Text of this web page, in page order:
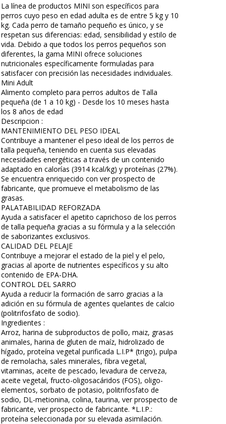
La línea de productos MINI son específicos para
perros cuyo peso en edad adulta es de entre 5 kg y 10
kg. Cada perro de tamaño pequeño es único, y se
respetan sus diferencias: edad, sensibilidad y estilo de
vida. Debido a que todos los perros pequeños son
diferentes, la gama MINI ofrece soluciones
nutricionales específicamente formuladas para
satisfacer con precisión las necesidades individuales.
Mini Adult
Alimento completo para perros adultos de Talla
pequeña (de 1 a 10 kg) - Desde los 10 meses hasta
los 8 años de edad
Descripcion :
MANTENIMIENTO DEL PESO IDEAL
Contribuye a mantener el peso ideal de los perros de
talla pequeña, teniendo en cuenta sus elevadas
necesidades energéticas a través de un contenido
adaptado en calorías (3914 kcal/kg) y proteínas (27%).
Se encuentra enriquecido con ver prospecto de
fabricante, que promueve el metabolismo de las
grasas.
PALATABILIDAD REFORZADA
Ayuda a satisfacer el apetito caprichoso de los perros
de talla pequeña gracias a su fórmula y a la selección
de saborizantes exclusivos.
CALIDAD DEL PELAJE
Contribuye a mejorar el estado de la piel y el pelo,
gracias al aporte de nutrientes específicos y su alto
contenido de EPA-DHA.
CONTROL DEL SARRO
Ayuda a reducir la formación de sarro gracias a la
adición en su fórmula de agentes quelantes de calcio
(politrifosfato de sodio).
Ingredientes :
Arroz, harina de subproductos de pollo, maiz, grasas
animales, harina de gluten de maíz, hidrolizado de
hígado, proteína vegetal purificada L.I.P* (trigo), pulpa
de remolacha, sales minerales, fibra vegetal,
vitaminas, aceite de pescado, levadura de cerveza,
aceite vegetal, fructo-oligosacáridos (FOS), oligo-
elementos, sorbato de potasio, politrifosfato de
sodio, DL-metionina, colina, taurina, ver prospecto de
fabricante, ver prospecto de fabricante. *L.I.P.:
proteína seleccionada por su elevada asimilación.